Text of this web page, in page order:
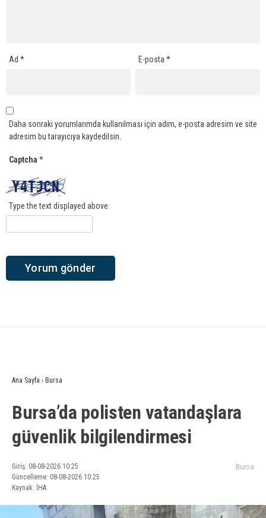
Ad * E-posta*
Daha sonraki yorumlarımda kullanılması için adım, e-posta adresim ve site
adresim bu tarayıcıya kaydedilsin.
Captcha *
Type the text displayed above:
Ana Sayfa › Bursa
Bursa’da polisten vatandaşlara
güvenlik bilgilendirmesi
Giriş: 08-08-2026 10:25
Güncelleme: 08-08-2026 10:25
Kaynak: İHA
Bursa